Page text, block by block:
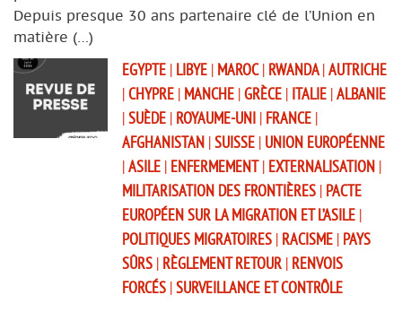
Depuis presque 30 ans partenaire clé de l’Union en
matière (…)
EGYPTE | LIBYE | MAROC | RWANDA|AUTRICHE
|CHYPRE | MANCHE |GRÈCE | ITALIE |ALBANIE
|SUÈDE | ROYAUME-UNI | FRANCE |
AFGHANISTAN |SUISSE | UNION EUROPÉENNE
|ASILE | ENFERMEMENT | EXTERNALISATION |
MILITARISATION DES FRONTIÈRES | PACTE
EUROPÉEN SUR LA MIGRATION ET L’ASILE |
POLITIQUES MIGRATOIRES | RACISME | PAYS
SÛRS | RÈGLEMENT RETOUR | RENVOIS
FORCÉS |SURVEILLANCE ET CONTRÔLE